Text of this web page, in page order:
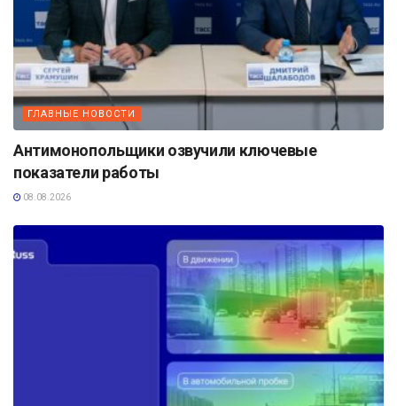
ГЛАВНЫЕ НОВОСТИ
Антимонопольщики озвучили ключевые
показатели работы
08.08.2026